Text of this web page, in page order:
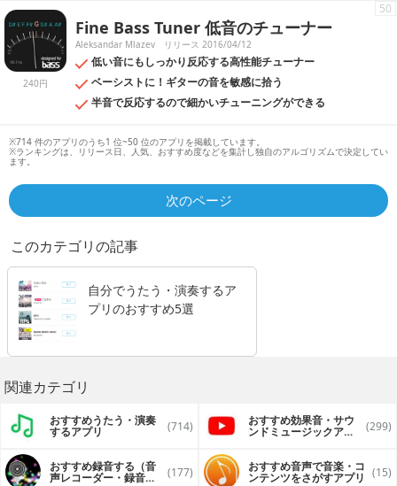
240円
Fine Bass Tuner 低音のチューナー
Aleksandar Mlazev リリース 2016/04/12
低い音にもしっかり反応する高性能チューナー
ベーシストに！ギターの音を敏感に拾う
半音で反応するので細かいチューニングができる
50
※714 件のアプリのうち1 位~50 位のアプリを掲載しています。
※ランキングは、リリース日、人気、おすすめ度などを集計し独自のアルゴリズムで決定してい
ます。
次のページ
このカテゴリの記事
自分でうたう・演奏するア
プリのおすすめ5選
関連カテゴリ
おすすめうたう・演奏
するアプリ (714) おすすめ効果音・サウ
ンドミュージックアプ (299)
おすすめ録音する（音
声レコーダー・録音ツ (177) おすすめ音声で音楽・コ
ンテンツをさがすアプリ (15)